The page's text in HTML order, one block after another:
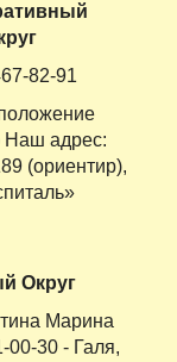
82-91
Наш адрес:
(ориентир),
Округ
Марина
00-30 - Галя,